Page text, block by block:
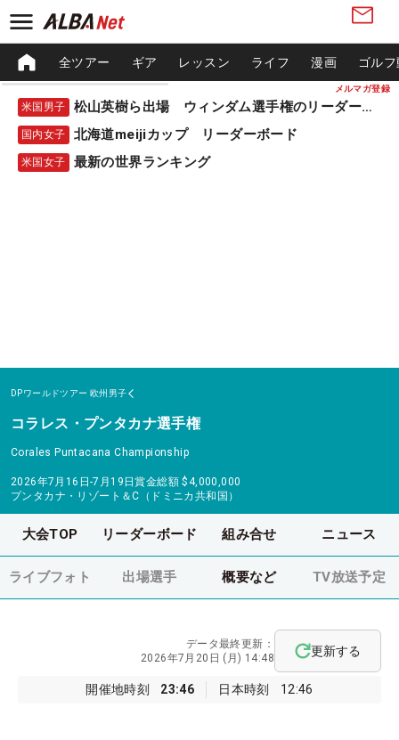
メルマガ登録
全ツアー ギア レッスン ライフ 漫画 ゴル
米国男子 松山英樹ら出場 ウィンダム選手権のリーダーボード
国内女子 北海道meijiカップ リーダーボード
米国女子 最新の世界ランキング
DPワールドツアー 欧州男子
コラレス・プンタカナ選手権
Corales Puntacana Championship
2026年7月16日-7月19日賞金総額 $4,000,000
プンタカナ・リゾート＆C（ドミニカ共和国）
大会TOP リーダーボード 組み合せ ニュース
ライブフォト 出場選手 概要など TV放送予定
開催地時刻 23:46 日本時刻 12:46
データ最終更新：
2026年7月20日 (月) 14:48
更新する